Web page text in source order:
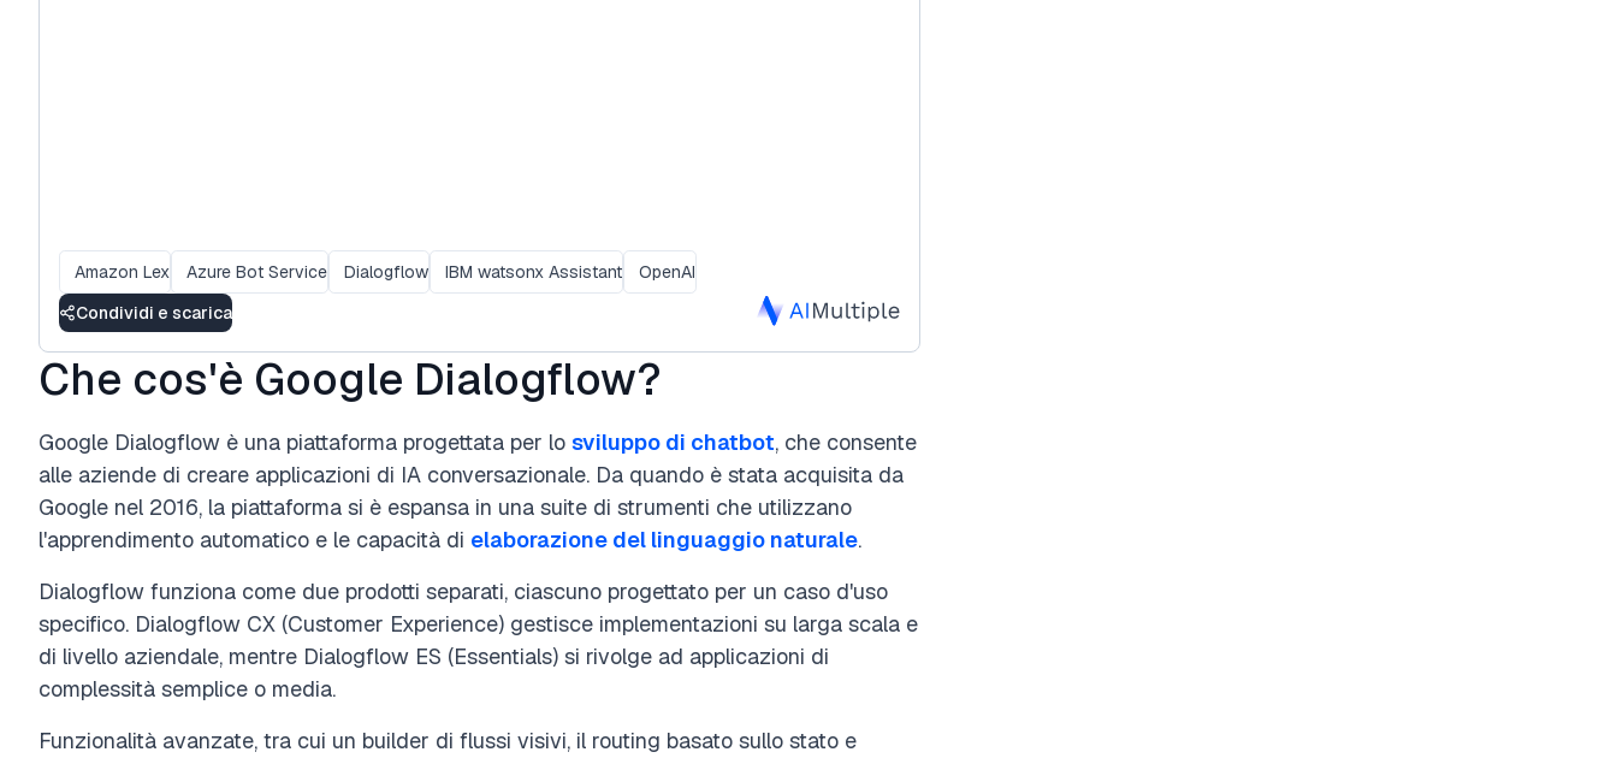
Amazon Lex Azure Bot Service Dialogflow IBM watsonx Assistant
OpenAI
Condividi e scarica
Che cos'è Google Dialogflow?
Google Dialogflow è una piattaforma progettata per lo sviluppo di chatbot, che consente
alle aziende di creare applicazioni di IA conversazionale. Da quando è stata acquisita da
Google nel 2016, la piattaforma si è espansa in una suite di strumenti che utilizzano
l'apprendimento automatico e le capacità di elaborazione del linguaggio naturale.
Dialogflow funziona come due prodotti separati, ciascuno progettato per un caso d'uso
specifico. Dialogflow CX (Customer Experience) gestisce implementazioni su larga scala e
di livello aziendale, mentre Dialogflow ES (Essentials) si rivolge ad applicazioni di
complessità semplice o media.
Funzionalità avanzate, tra cui un builder di flussi visivi, il routing basato sullo stato e